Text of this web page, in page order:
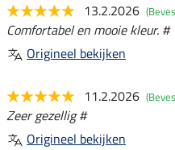
13.2.2026
Comfortabel en mooie kleur. #
Origineel bekijken
11.2.2026
Zeer gezellig #
Origineel bekijken